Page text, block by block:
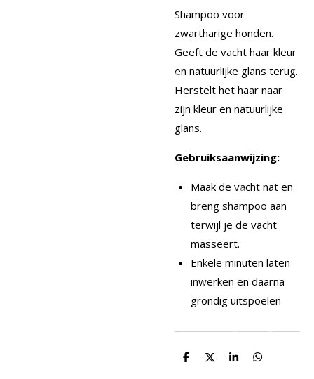
Shampoo voor
zwartharige honden.
Geeft de vacht haar kleur
en natuurlijke glans terug.
Herstelt het haar naar
zijn kleur en natuurlijke
glans.
Gebruiksaanwijzing:
Maak de vacht nat en
breng shampoo aan
terwijl je de vacht
masseert.
Enkele minuten laten
inwerken en daarna
grondig uitspoelen
D
D
S
D